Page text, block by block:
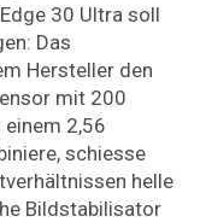
30 Ultra soll
Das
Hersteller den
mit 200
2,56
schiesse
helle
Bildstabilisator